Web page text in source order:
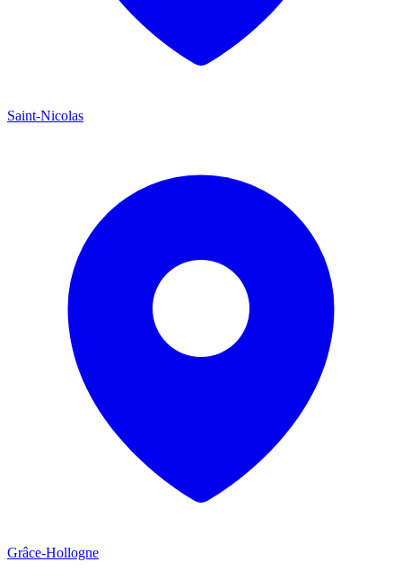
Saint-Nicolas
Grâce-Hollogne